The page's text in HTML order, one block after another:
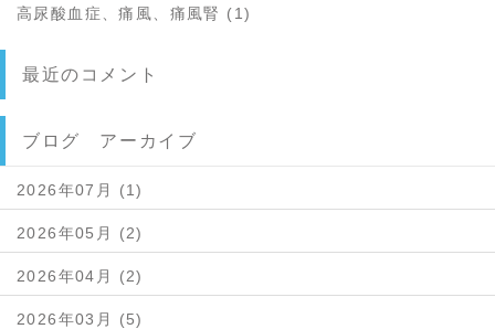
高尿酸血症、痛風、痛風腎 (1)
最近のコメント
ブログ アーカイブ
2026年07月 (1)
2026年05月 (2)
2026年04月 (2)
2026年03月 (5)